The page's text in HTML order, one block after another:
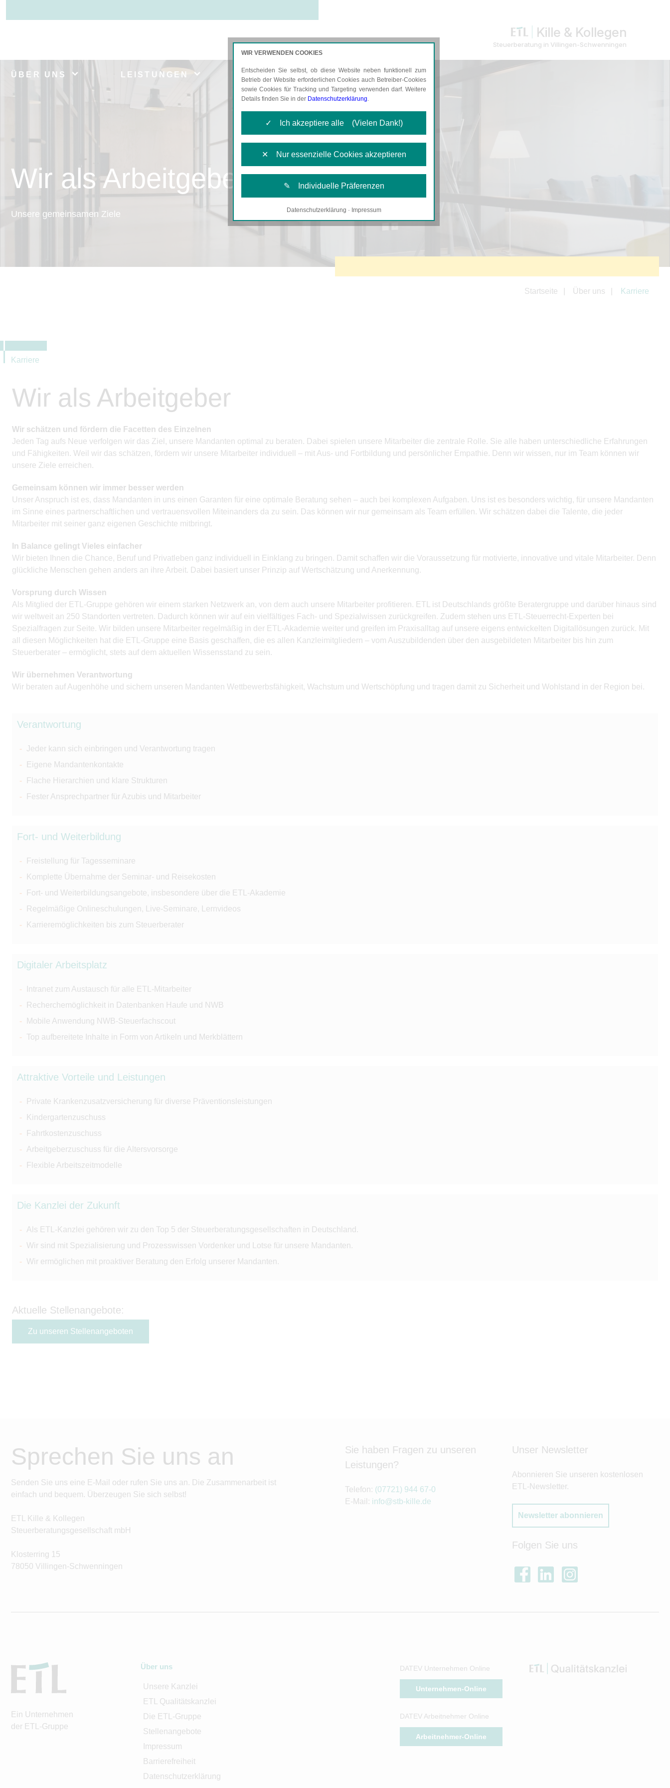
Kille & Kollegen
Steuerberatung in Villingen-Schwenningen
ÜBER UNS LEISTUNGEN AKTUELLES KARRIERE
Wir als Arbeitgeber
Unsere gemeinsamen Ziele
Startseite Über uns Karriere
Karriere
Wir als Arbeitgeber
Wir schätzen und fördern die Facetten des Einzelnen
Jeden Tag aufs Neue verfolgen wir das Ziel, unsere Mandanten optimal zu beraten. Dabei spielen unsere Mitarbeiter die zentrale Rolle. Sie alle haben unterschiedliche Erfahrungen
und Fähigkeiten. Weil wir das schätzen, fördern wir unsere Mitarbeiter individuell – mit Aus- und Fortbildung und persönlicher Empathie. Denn wir wissen, nur im Team können wir
unsere Ziele erreichen.
Gemeinsam können wir immer besser werden
Unser Anspruch ist es, dass Mandanten in uns einen Garanten für eine optimale Beratung sehen – auch bei komplexen Aufgaben. Uns ist es besonders wichtig, für unsere Mandanten
im Sinne eines partnerschaftlichen und vertrauensvollen Miteinanders da zu sein. Das können wir nur gemeinsam als Team erfüllen. Wir schätzen dabei die Talente, die jeder
Mitarbeiter mit seiner ganz eigenen Geschichte mitbringt.
In Balance gelingt Vieles einfacher
Wir bieten Ihnen die Chance, Beruf und Privatleben ganz individuell in Einklang zu bringen. Damit schaffen wir die Voraussetzung für motivierte, innovative und vitale Mitarbeiter. Denn
glückliche Menschen gehen anders an ihre Arbeit. Dabei basiert unser Prinzip auf Wertschätzung und Anerkennung.
Vorsprung durch Wissen
Als Mitglied der ETL-Gruppe gehören wir einem starken Netzwerk an, von dem auch unsere Mitarbeiter profitieren. ETL ist Deutschlands größte Beratergruppe und darüber hinaus sind
wir weltweit an 250 Standorten vertreten. Dadurch können wir auf ein vielfältiges Fach- und Spezialwissen zurückgreifen. Zudem stehen uns ETL-Steuerrecht-Experten bei
Spezialfragen zur Seite. Wir bilden unsere Mitarbeiter regelmäßig in der ETL-Akademie weiter und greifen im Praxisalltag auf unsere eigens entwickelten Digitallösungen zurück. Mit
all diesen Möglichkeiten hat die ETL-Gruppe eine Basis geschaffen, die es allen Kanzleimitgliedern – vom Auszubildenden über den ausgebildeten Mitarbeiter bis hin zum
Steuerberater – ermöglicht, stets auf dem aktuellen Wissensstand zu sein.
Wir übernehmen Verantwortung
Wir beraten auf Augenhöhe und sichern unseren Mandanten Wettbewerbsfähigkeit, Wachstum und Wertschöpfung und tragen damit zu Sicherheit und Wohlstand in der Region bei.
Verantwortung
Jeder kann sich einbringen und Verantwortung tragen
Eigene Mandantenkontakte
Flache Hierarchien und klare Strukturen
Fester Ansprechpartner für Azubis und Mitarbeiter
Fort- und Weiterbildung
Freistellung für Tagesseminare
Komplette Übernahme der Seminar- und Reisekosten
Fort- und Weiterbildungsangebote, insbesondere über die ETL-Akademie
Regelmäßige Onlineschulungen, Live-Seminare, Lernvideos
Karrieremöglichkeiten bis zum Steuerberater
Digitaler Arbeitsplatz
Intranet zum Austausch für alle ETL-Mitarbeiter
Recherchemöglichkeit in Datenbanken Haufe und NWB
Mobile Anwendung NWB-Steuerfachscout
Top aufbereitete Inhalte in Form von Artikeln und Merkblättern
Attraktive Vorteile und Leistungen
Private Krankenzusatzversicherung für diverse Präventionsleistungen
Kindergartenzuschuss
Fahrtkostenzuschuss
Arbeitgeberzuschuss für die Altersvorsorge
Flexible Arbeitszeitmodelle
Die Kanzlei der Zukunft
Als ETL-Kanzlei gehören wir zu den Top 5 der Steuerberatungsgesellschaften in Deutschland.
Wir sind mit Spezialisierung und Prozesswissen Vordenker und Lotse für unsere Mandanten.
Wir ermöglichen mit proaktiver Beratung den Erfolg unserer Mandanten.
Aktuelle Stellenangebote:
Zu unseren Stellenangeboten
Sprechen Sie uns an
Senden Sie uns eine E-Mail oder rufen Sie uns an. Die Zusammenarbeit ist
einfach und bequem. Überzeugen Sie sich selbst!
ETL Kille & Kollegen
Steuerberatungsgesellschaft mbH
Klosterring 15
78050 Villingen-Schwenningen
Sie haben Fragen zu unseren
Leistungen?
Telefon: (07721) 944 67-0
E-Mail: info@stb-kille.de
Unser Newsletter
Abonnieren Sie unseren kostenlosen
ETL-Newsletter.
Newsletter abonnieren
Folgen Sie uns
Ein Unternehmen
der ETL-Gruppe
Über uns
Unsere Kanzlei
ETL Qualitätskanzlei
Die ETL-Gruppe
Stellenangebote
Impressum
Barrierefreiheit
Datenschutzerklärung
DATEV Unternehmen Online
Unternehmen-Online
DATEV Arbeitnehmer Online
Arbeitnehmer-Online
WIR VERWENDEN COOKIES
Entscheiden Sie selbst, ob diese Website neben funktionell zum
Betrieb der Website erforderlichen Cookies auch Betreiber-Cookies
sowie Cookies für Tracking und Targeting verwenden darf. Weitere
Details finden Sie in der Datenschutzerklärung.
✓ Ich akzeptiere alle (Vielen Dank!)
✕ Nur essenzielle Cookies akzeptieren
✎ Individuelle Präferenzen
Notwendige Cookies
Datenschutzerklärung · Impressum